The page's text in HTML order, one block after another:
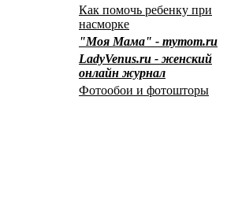
Как помочь ребенку при
насморке
"Моя Мама" - mymom.ru
LadyVenus.ru - женский
онлайн журнал
Фотообои и фотошторы